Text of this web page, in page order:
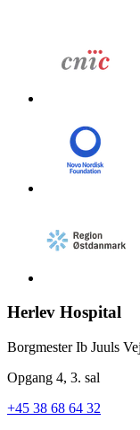
Herlev Hospital
Borgmester Ib Juuls
Opgang 4, 3. sal
+45 38 68 64 32